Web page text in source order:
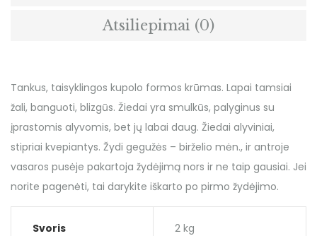
Atsiliepimai (0)
Tankus, taisyklingos kupolo formos krūmas. Lapai tamsiai
žali, banguoti, blizgūs. Žiedai yra smulkūs, palyginus su
įprastomis alyvomis, bet jų labai daug. Žiedai alyviniai,
stipriai kvepiantys. Žydi gegužės – birželio mėn., ir antroje
vasaros pusėje pakartoja žydėjimą nors ir ne taip gausiai. Jei
norite pagenėti, tai darykite iškarto po pirmo žydėjimo.
Svoris 2 kg